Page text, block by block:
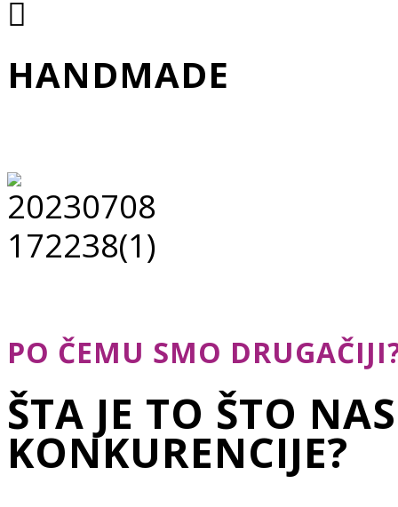
HANDMADE
PO ČEMU SMO
ŠTA JE TO ŠTO
KONKURENCIJE?